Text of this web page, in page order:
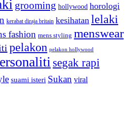
grooming hollywood horologi
kerabat diraja britain kesihatan lelaki
fashion mens styling menswear
pelakon pelakon hollywood
segak rapi
suami isteri Sukan viral